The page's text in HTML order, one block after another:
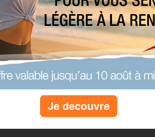
moi !!!!!!!!
Je decouvre